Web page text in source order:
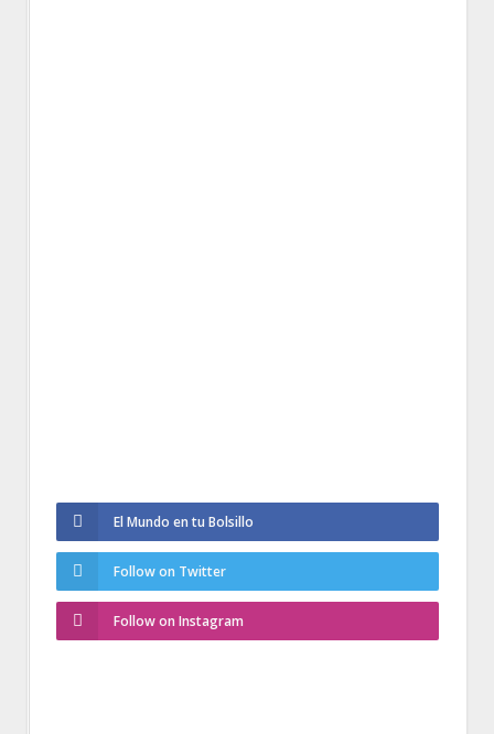
El Mundo en tu Bolsillo
Follow on Twitter
Follow on Instagram